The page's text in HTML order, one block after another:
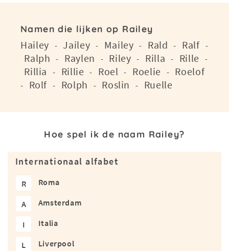
Namen die lijken op Railey
Hailey - Jailey - Mailey - Rald - Ralf -
Ralph - Raylen - Riley - Rilla - Rille -
Rillia - Rillie - Roel - Roelie - Roelof
- Rolf - Rolph - Roslin - Ruelle
Hoe spel ik de naam Railey?
Internationaal alfabet
R Roma
A Amsterdam
I Italia
L Liverpool